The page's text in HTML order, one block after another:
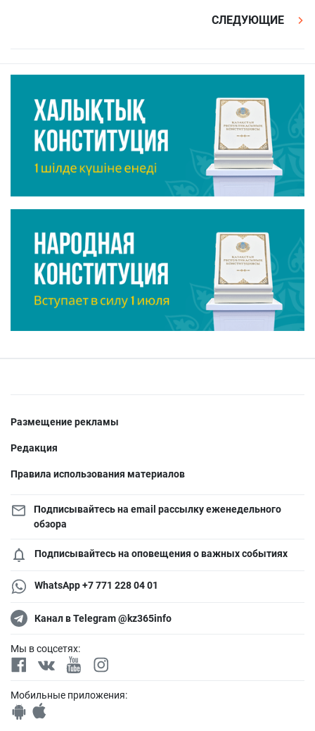
СЛЕДУЮЩИЕ
Размещение рекламы
Редакция
Правила использования материалов
Подписывайтесь на email рассылку еженедельного
обзора
Подписывайтесь на оповещения о важных событиях
WhatsApp +7 771 228 04 01
Канал в Telegram @kz365info
Мы в соцсетях:
Мобильные приложения: